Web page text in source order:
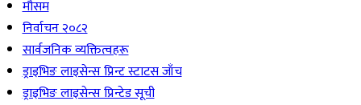
मौसम
निर्वाचन २०८२
सार्वजनिक व्यक्तित्वहरू
ड्राइभिङ लाइसेन्स प्रिन्ट स्टाटस जाँच
ड्राइभिङ लाइसेन्स प्रिन्टेड सूची